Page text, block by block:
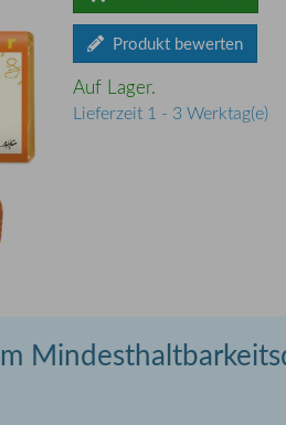
Produkt bewerten
Auf Lager.
Lieferzeit 1 - 3 Werktag(e)